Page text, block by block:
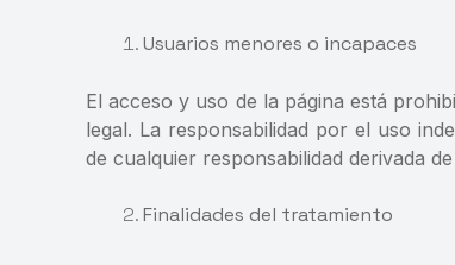
Usuarios menores o incapaces
El acceso y uso de la página está
legal. La responsabilidad por el uso
de cualquier responsabilidad derivada
Finalidades del tratamiento